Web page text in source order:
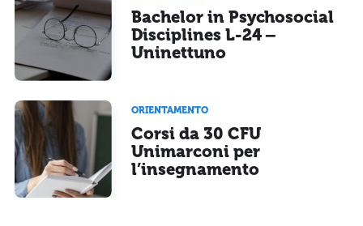
Bachelor in Psychosocial
Disciplines L-24 –
Uninettuno
ORIENTAMENTO
Corsi da 30 CFU
Unimarconi per
l’insegnamento